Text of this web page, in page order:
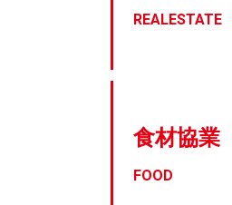
REALESTATE
食材協業
FOOD